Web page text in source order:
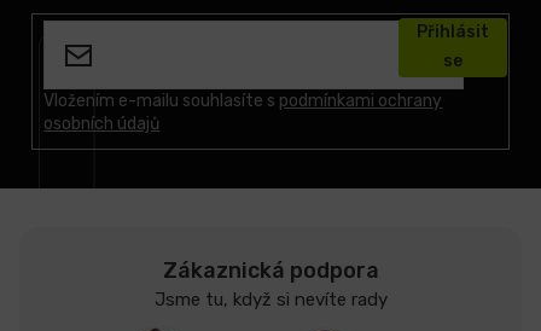
Vložením e-mailu souhlasíte s podmínkami ochrany
osobních údajů
Přihlásit
se
Zákaznická podpora
Jsme tu, když si nevíte rady